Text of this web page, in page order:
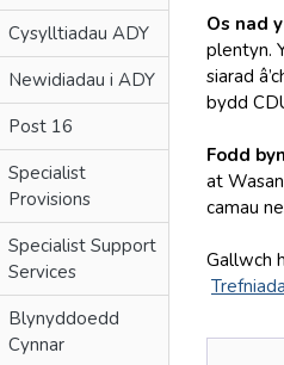
Cysylltiadau ADY
Newidiadau i ADY
Post 16
Specialist
Provisions
Specialist Support
Services
Blynyddoedd
Cynnar
Os nad
plentyn.
siarad
bydd
Fodd
at
camau
Gallwch